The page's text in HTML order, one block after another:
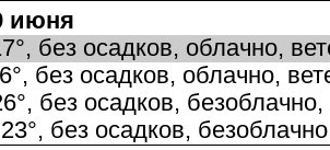
июня
без осадков, облачно,
без осадков, облачно,
без осадков,
без осадков,